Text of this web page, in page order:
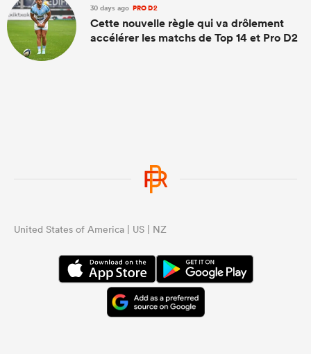
30 days ago PRO D2
Cette nouvelle règle qui va drôlement
accélérer les matchs de Top 14 et Pro D2
United States of America | US | NZ